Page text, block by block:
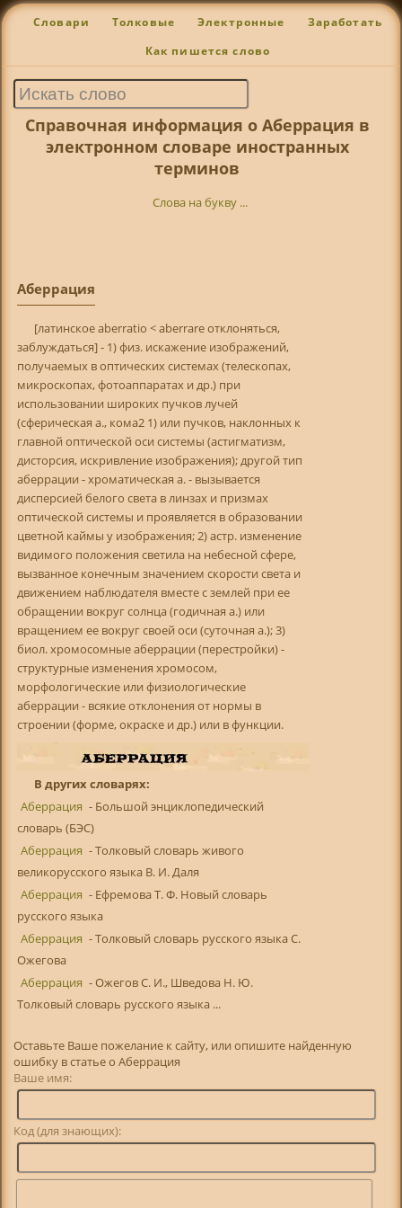
Словари Толковые Электронные Заработать
Как пишется слово
Справочная информация о Аберрация в
электронном словаре иностранных
терминов
Слова на букву ...
Аберрация
[латинское aberratio < aberrare отклоняться,
заблуждаться] - 1) физ. искажение изображений,
получаемых в оптических системах (телескопах,
микроскопах, фотоаппаратах и др.) при
использовании широких пучков лучей
(сферическая а., кома2 1) или пучков, наклонных к
главной оптической оси системы (астигматизм,
дисторсия, искривление изображения); другой тип
аберрации - хроматическая а. - вызывается
дисперсией белого света в линзах и призмах
оптической системы и проявляется в образовании
цветной каймы у изображения; 2) астр. изменение
видимого положения светила на небесной сфере,
вызванное конечным значением скорости света и
движением наблюдателя вместе с землей при ее
обращении вокруг солнца (годичная а.) или
вращением ее вокруг своей оси (суточная а.); 3)
биол. хромосомные аберрации (перестройки) -
структурные изменения хромосом,
морфологические или физиологические
аберрации - всякие отклонения от нормы в
строении (форме, окраске и др.) или в функции.
В других словарях:
Аберрация - Большой энциклопедический
словарь (БЭС)
Аберрация - Толковый словарь живого
великорусского языка В. И. Даля
Аберрация - Ефремова Т. Ф. Новый словарь
русского языка
Аберрация - Толковый словарь русского языка С.
Ожегова
Аберрация - Ожегов С. И., Шведова Н. Ю.
Толковый словарь русского языка ...
Оставьте Ваше пожелание к сайту, или опишите найденную
ошибку в статье о Аберрация
Ваше имя:
Код (для знающих):